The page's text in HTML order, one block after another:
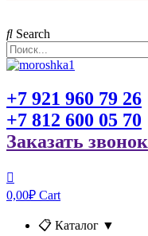
Search
+7 921 960 79 26
+7 812 600 05 70
Заказать звонок
0,00₽ Cart
📋 Каталог ▼